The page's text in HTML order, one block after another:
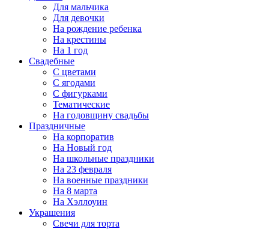
Для мальчика
Для девочки
На рождение ребенка
На крестины
На 1 год
Свадебные
С цветами
С ягодами
С фигурками
Тематические
На годовщину свадьбы
Праздничные
На корпоратив
На Новый год
На школьные праздники
На 23 февраля
На военные праздники
На 8 марта
На Хэллоуин
Украшения
Свечи для торта